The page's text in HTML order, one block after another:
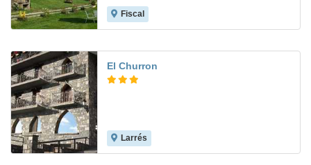
Fiscal
El Churron
Larrés